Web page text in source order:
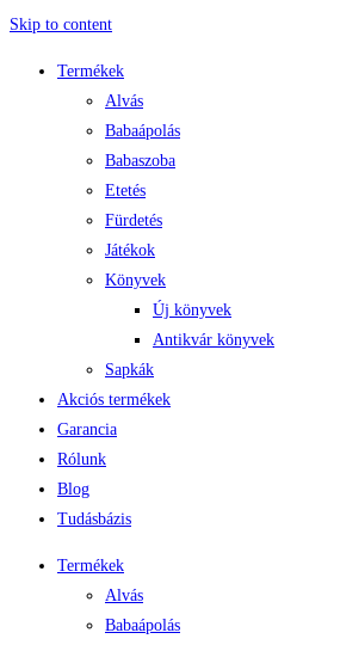
Skip to content
Termékek
Alvás
Babaápolás
Babaszoba
Etetés
Fürdetés
Játékok
Könyvek
Új könyvek
Antikvár könyvek
Sapkák
Akciós termékek
Garancia
Rólunk
Blog
Tudásbázis
Termékek
Alvás
Babaápolás